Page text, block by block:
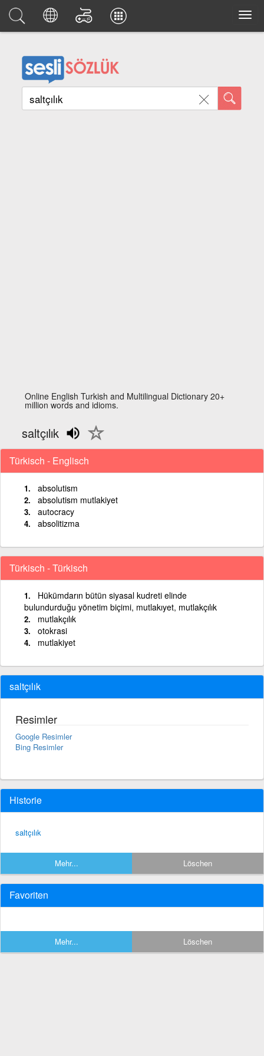
Online English Turkish and Multilingual Dictionary 20+
million words and idioms.
saltçılık
Türkisch - Englisch
absolutism
absolutism mutlakiyet
autocracy
absolitizma
Türkisch - Türkisch
Hükümdarın bütün siyasal kudreti elinde
bulundurduğu yönetim biçimi, mutlakıyet, mutlakçılık
mutlakçılık
otokrasi
mutlakiyet
saltçılık
Resimler
Google Resimler
Bing Resimler
Historie
saltçılık
Mehr... Löschen
Favoriten
Mehr... Löschen